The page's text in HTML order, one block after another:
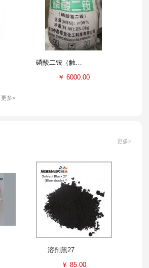
磷酸二铵（触媒）
￥ 6000.00
多>
更多>
溶剂黑27
￥ 85.00